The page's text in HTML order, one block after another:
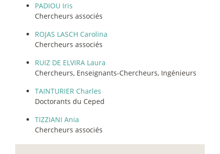
PADIOU Iris
Chercheurs associés
ROJAS LASCH Carolina
Chercheurs associés
RUIZ DE ELVIRA Laura
Chercheurs, Enseignants-Chercheurs, Ingénieurs
TAINTURIER Charles
Doctorants du Ceped
TIZZIANI Ania
Chercheurs associés